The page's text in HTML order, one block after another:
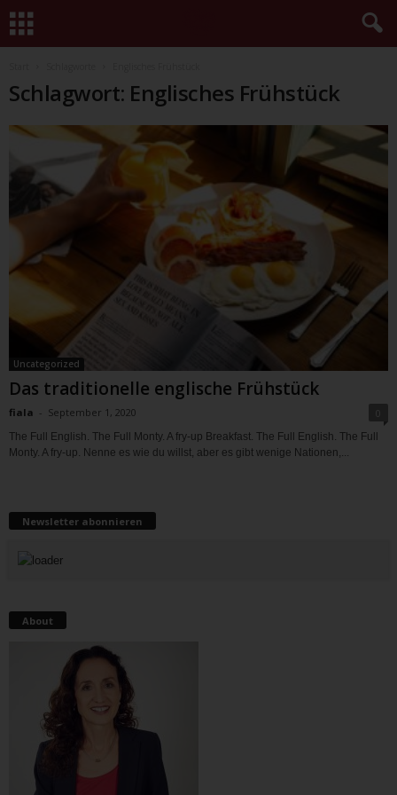
Schlagwort: Englisches Frühstück
Uncategorized
Das traditionelle englische Frühstück
fiala - September 1, 2020
The Full English. The Full Monty. A fry-up Breakfast. The Full English. The Full
Monty. A fry-up. Nenne es wie du willst, aber es gibt wenige Nationen,...
Newsletter abonnieren
About